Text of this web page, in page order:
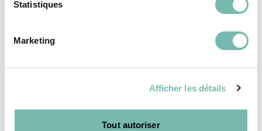
Statistiques
Marketing
Afficher les détails
Tout autoriser
RESSOURCERIE LE CARRÉ
RESSOURCERIE LE CARRÉ